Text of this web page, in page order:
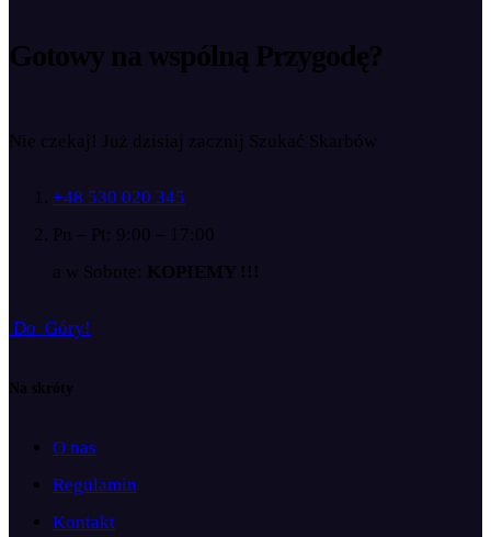
Gotowy na wspólną Przygodę?
Nie czekaj! Już dzisiaj zacznij Szukać Skarbów
+48 530 020 345
Pn – Pt: 9:00 – 17:00
a w Sobote: KOPIEMY !!!
Do Góry!
Na skróty
O nas
Regulamin
Kontakt